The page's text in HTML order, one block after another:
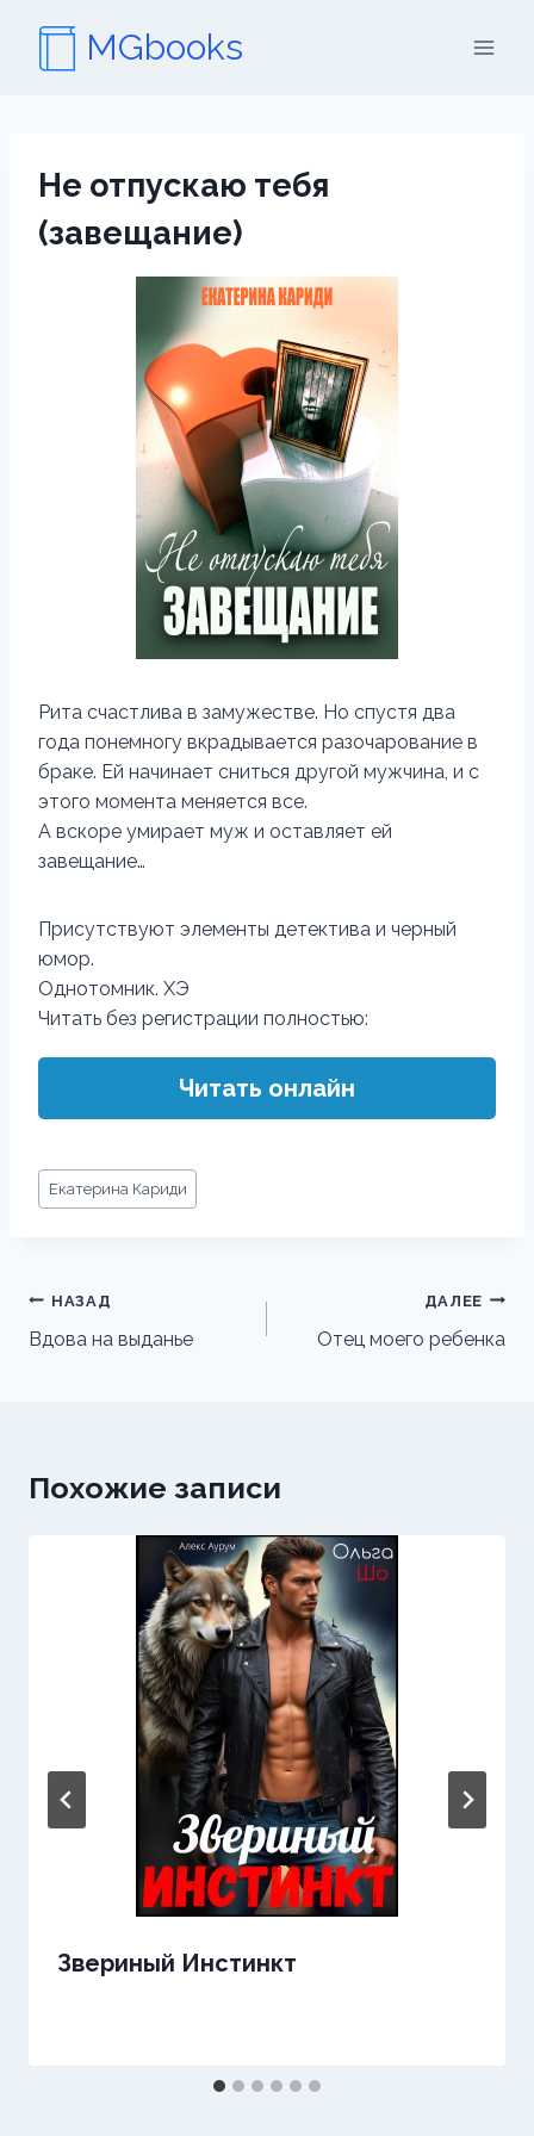
содержимому
MGbooks
Не отпускаю тебя
(завещание)
Рита счастлива в замужестве. Но спустя два
года понемногу вкрадывается разочарование в
браке. Ей начинает сниться другой мужчина, и с
этого момента меняется все.
А вскоре умирает муж и оставляет ей
завещание…
Присутствуют элементы детектива и черный
юмор.
Однотомник. ХЭ
Читать без регистрации полностью:
Читать онлайн
Метки
записи:
Екатерина Кариди
Навигация
по
НАЗАД
Вдова на выданье
ДАЛЕЕ
Отец моего ребенка
Похожие записи
Звериный Инстинкт